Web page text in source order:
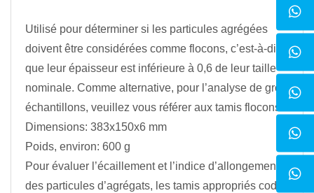
Utilisé pour déterminer si les particules agrégées
doivent être considérées comme flocons, c’est-à-dire
que leur épaisseur est inférieure à 0,6 de leur taille
nominale. Comme alternative, pour l’analyse de gros
échantillons, veuillez vous référer aux tamis flocons.
Dimensions: 383x150x6 mm
Poids, environ: 600 g
Pour évaluer l’écaillement et l’indice d’allongement
des particules d’agrégats, les tamis appropriés codes